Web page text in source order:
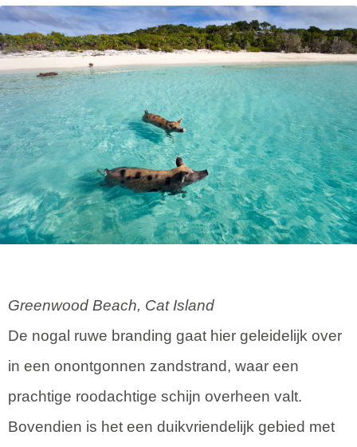
Greenwood Beach, Cat Island
De nogal ruwe branding gaat hier geleidelijk over
in een onontgonnen zandstrand, waar een
prachtige roodachtige schijn overheen valt.
Bovendien is het een duikvriendelijk gebied met